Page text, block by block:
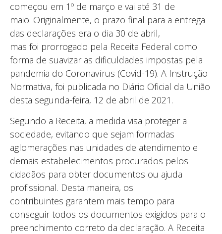
começou em 1º de março e vai até 31 de
maio. Originalmente, o prazo final para a entrega
das declarações era o dia 30 de abril,
mas foi prorrogado pela Receita Federal como
forma de suavizar as dificuldades impostas pela
pandemia do Coronavírus (Covid-19). A Instrução
Normativa, foi publicada no Diário Oficial da União
desta segunda-feira, 12 de abril de 2021.
Segundo a Receita, a medida visa proteger a
sociedade, evitando que sejam formadas
aglomerações nas unidades de atendimento e
demais estabelecimentos procurados pelos
cidadãos para obter documentos ou ajuda
profissional. Desta maneira, os
contribuintes garantem mais tempo para
conseguir todos os documentos exigidos para o
preenchimento correto da declaração. A Receita